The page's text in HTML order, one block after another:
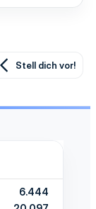
Stell dich vor!
6.444